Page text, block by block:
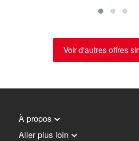
Voir d'autres offres
À propos
Aller plus loin